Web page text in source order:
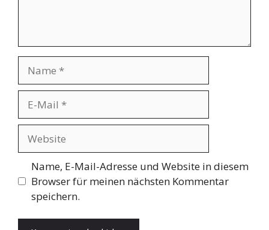
Mail
Name, E-Mail-Adresse und Website in diesem
Browser für meinen nächsten Kommentar
speichern.